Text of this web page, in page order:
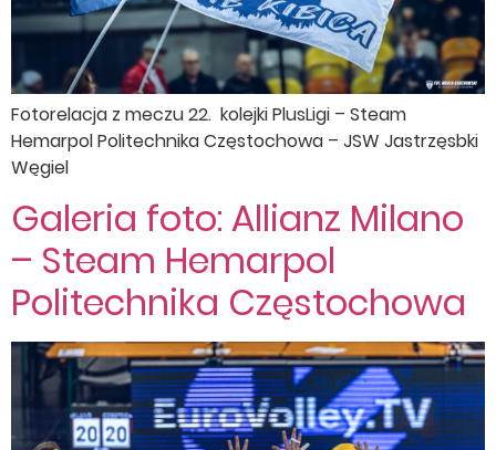
Fotorelacja z meczu 22. kolejki PlusLigi – Steam
Hemarpol Politechnika Częstochowa – JSW Jastrzęsbki
Węgiel
Galeria foto: Allianz Milano
– Steam Hemarpol
Politechnika Częstochowa